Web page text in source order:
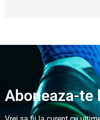
Aboneaza-te